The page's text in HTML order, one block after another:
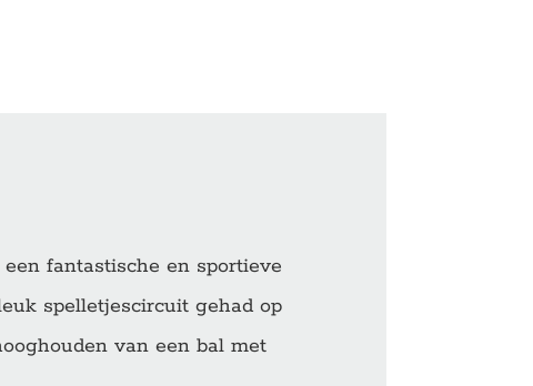
fantastische en sportieve
spelletjescircuit gehad op
van een bal met